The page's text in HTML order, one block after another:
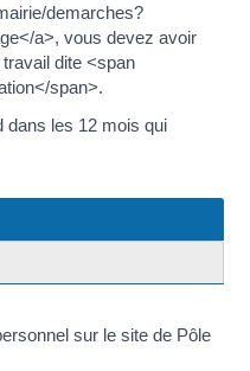
demarches?
a>, vous devez avoir
dite <span
span>.
dans les 12 mois qui
sur le site de Pôle